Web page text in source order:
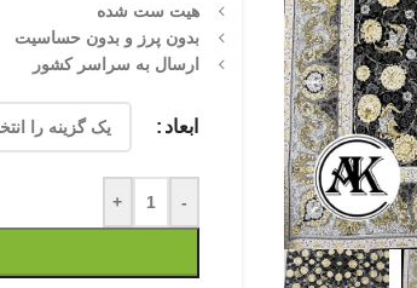
هیت ست شده
بدون پرز و بدون حساسیت
ارسال به سراسر کشور
ابعاد
-
+